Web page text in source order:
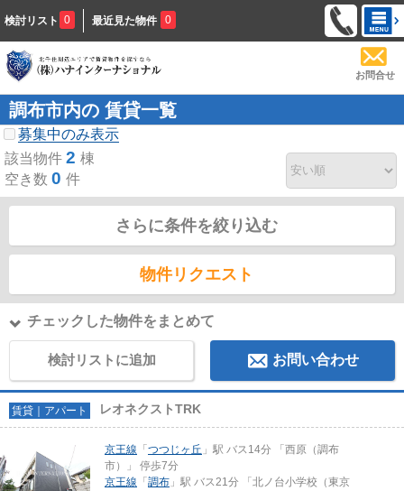
検討リスト 0 最近見た物件 0
お問合せ
調布市内の 賃貸一覧
募集中のみ表示
該当物件 2 棟
空き数 0 件
さらに条件を絞り込む
物件リクエスト
チェックした物件をまとめて
検討リストに追加 お問い合わせ
賃貸｜アパート レオネクストTRK
京王線 「 つつじヶ丘 」駅 バス14分 「西原（調布
市）」 停歩7分
京王線 「 調布 」駅 バス21分 「北ノ台小学校（東京